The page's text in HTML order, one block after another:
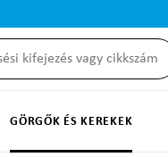
GÖRGŐK ÉS KEREKEK